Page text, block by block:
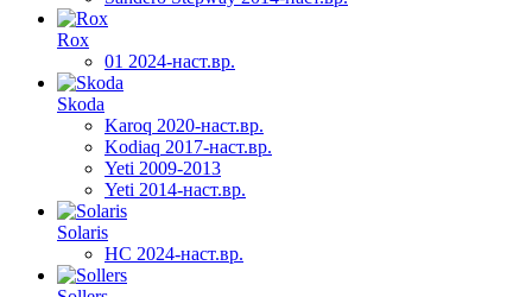
Rox
01 2024-наст.вр.
Skoda
Karoq 2020-наст.вр.
Kodiaq 2017-наст.вр.
Yeti 2009-2013
Yeti 2014-наст.вр.
Solaris
HC 2024-наст.вр.